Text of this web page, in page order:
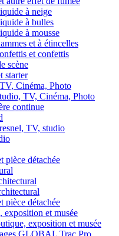
à neige
à bulles
à mousse
et à étincelles
et confettis
scène
starter
Cinéma, Photo
TV, Cinéma, Photo
continue
TV, studio
pièce détachée
pièce détachée
exposition et musée
exposition et musée
GLOBAL Trac Pro